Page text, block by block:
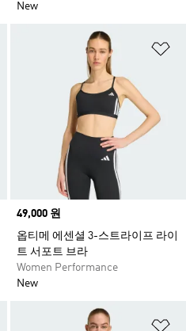
New
위시리스트 담기
Price
49,000 원
옵티메 에센셜 3-스트라이프 라이
트 서포트 브라
Women Performance
New
위시리스트 담기